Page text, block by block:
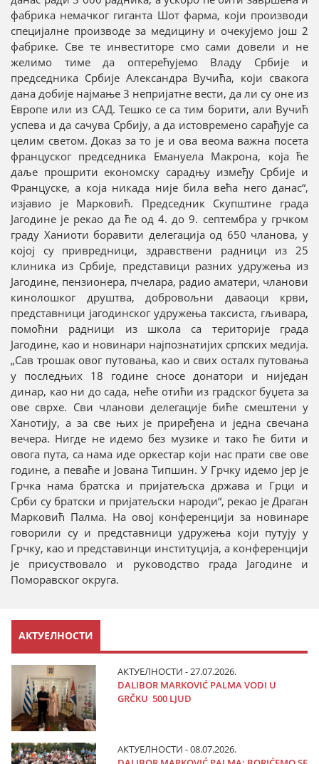
фабрика немачког гиганта Шот фарма, који производи
специјалне производе за медицину и очекујемо још 2
фабрике. Све те инвеститоре смо сами довели и не
желимо тиме да оптерећујемо Владу Србије и
председника Србије Александра Вучића, који свакога
дана добије најмање 3 непријатне вести, да ли су оне из
Европе или из САД. Тешко се са тим борити, али Вучић
успева и да сачува Србију, а да истовремено сарађује са
целим светом. Доказ за то је и ова веома важна посета
француског председника Емануела Макрона, која ће
даље прошрити економску сарадњу између Србије и
Француске, а која никада није била већа него данас“,
изјавио је Марковић. Председник Скупштине града
Јагодине је рекао да ће од 4. до 9. септембра у грчком
граду Ханиоти боравити делегација од 650 чланова, у
којој су привредници, здравствени радници из 25
клиника из Србије, представици разних удружења из
Јагодине, пензионера, пчелара, радио аматери, чланови
кинолошког друштва, добровољни даваоци крви,
представници јагодинског удружења таксиста, гљивара,
помоћни радници из школа са територије града
Јагодине, као и новинари најпознатијих српских медија.
„Сав трошак овог путовања, као и свих осталх путовања
у последњих 18 године сносе донатори и ниједан
динар, као ни до сада, неће отићи из градског буџета за
ове сврхе. Сви чланови делегације биће смештени у
Ханотију, а за све њих је приређена и једна свечана
вечера. Нигде не идемо без музике и тако ће бити и
овога пута, са нама иде оркестар који нас прати све ове
године, а певаће и Јована Типшин. У Грчку идемо јер је
Грчка нама братска и пријатељска држава и Грци и
Срби су братски и пријатељски народи“, рекао је Драган
Марковић Палма. На овој конференцији за новинаре
говорили су и представници удружења који путују у
Грчку, као и представинци институција, а конференцији
је присуствовало и руководство града Јагодине и
Поморавског округа.
АКТУЕЛНОСТИ
АКТУЕЛНОСТИ - 27.07.2026.
DALIBOR MARKOVIĆ PALMA VODI U
GRČKU 500 LJUD
АКТУЕЛНОСТИ - 08.07.2026.